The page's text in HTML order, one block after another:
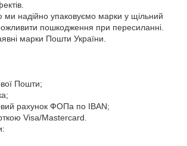
ми надійно упаковуємо марки у щільний
пошкодження при пересиланні.
марки Пошти України.
Пошти;
рахунок ФОПа по IBAN;
Visa/Mastercard.